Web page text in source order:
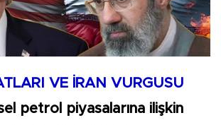
VE İRAN VURGUSU
petrol piyasalarına ilişkin